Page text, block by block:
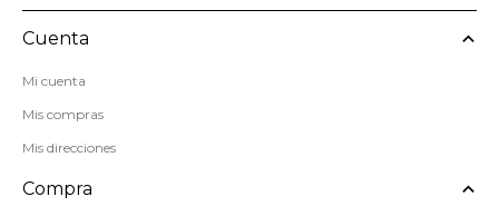
Cuenta
Mi cuenta
Mis compras
Mis direcciones
Compra